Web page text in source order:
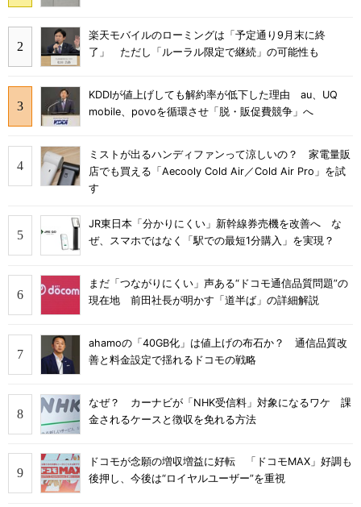
楽天モバイルのローミングは「予定通り9月末に終
了」 ただし「ルーラル限定で継続」の可能性も
KDDIが値上げしても解約率が低下した理由 au、UQ
mobile、povoを循環させ「脱・販促費競争」へ
ミストが出るハンディファンって涼しいの？ 家電量販
店でも買える「Aecooly Cold Air／Cold Air Pro」を試
す
JR東日本「分かりにくい」新幹線券売機を改善へ な
ぜ、スマホではなく「駅での最短1分購入」を実現？
まだ「つながりにくい」声ある“ドコモ通信品質問題”の
現在地 前田社長が明かす「道半ば」の詳細解説
ahamoの「40GB化」は値上げの布石か？ 通信品質改
善と料金設定で揺れるドコモの戦略
なぜ？ カーナビが「NHK受信料」対象になるワケ 課
金されるケースと徴収を免れる方法
ドコモが念願の増収増益に好転 「ドコモMAX」好調も
後押し、今後は“ロイヤルユーザー”を重視